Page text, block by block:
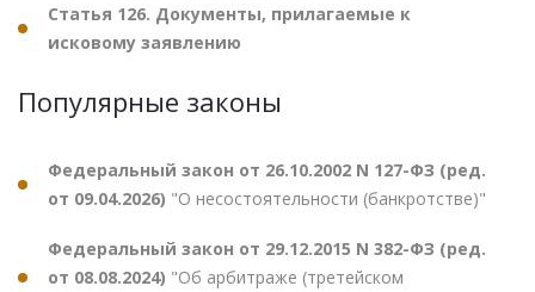
Статья 126. Документы, прилагаемые к
исковому заявлению
Популярные законы
Федеральный закон от 26.10.2002 N 127-ФЗ (ред.
от 09.04.2026) "О несостоятельности (банкротстве)"
Федеральный закон от 29.12.2015 N 382-ФЗ (ред.
от 08.08.2024) "Об арбитраже (третейском